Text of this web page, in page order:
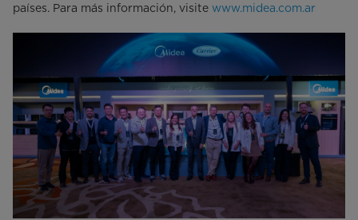
países. Para más información, visite www.midea.com.ar